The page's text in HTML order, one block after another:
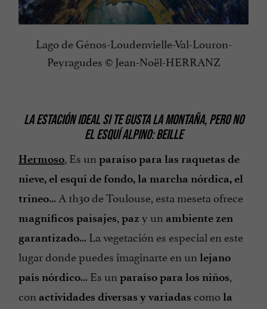
Lago de Génos-Loudenvielle-Val-Louron-
Peyragudes © Jean-Noël-HERRANZ
LA ESTACIÓN IDEAL SI TE GUSTA LA MONTAÑA, PERO NO
EL ESQUÍ ALPINO: BEILLE
Hermoso, Es un paraíso para las raquetas de
nieve, el esquí de fondo, la marcha nórdica, el
trineo... A 1h30 de Toulouse, esta meseta ofrece
magníficos paisajes, paz y un ambiente zen
garantizado... La vegetación es especial en este
lugar donde puedes imaginarte en un lejano
país nórdico... Es un paraíso para los niños,
con actividades diversas y variadas comola